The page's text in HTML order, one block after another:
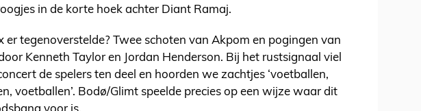
in de korte hoek achter Diant Ramaj.
er tegenoverstelde? Twee schoten van Akpom en pogingen van
Kenneth Taylor en Jordan Henderson. Bij het rustsignaal viel
de spelers ten deel en hoorden we zachtjes ‘voetballen,
voetballen’. Bodø/Glimt speelde precies op een wijze waar dit